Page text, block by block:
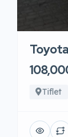
Toyota
Tiflet